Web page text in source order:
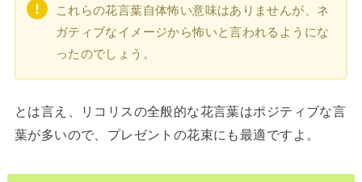
これらの花言葉自体怖い意味はありませんが、ネ
ガティブなイメージから怖いと言われるようにな
ったのでしょう。
とは言え、リコリスの全般的な花言葉はポジティブな言
葉が多いので、プレゼントの花束にも最適ですよ。